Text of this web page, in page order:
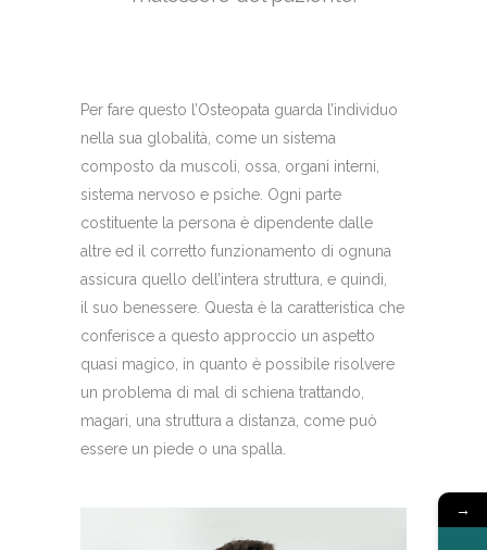
Per fare questo l’Osteopata guarda l’individuo
nella sua globalità, come un sistema
composto da muscoli, ossa, organi interni,
sistema nervoso e psiche. Ogni parte
costituente la persona è dipendente dalle
altre ed il corretto funzionamento di ognuna
assicura quello dell’intera struttura, e quindi,
il suo benessere. Questa è la caratteristica che
conferisce a questo approccio un aspetto
quasi magico, in quanto è possibile risolvere
un problema di mal di schiena trattando,
magari, una struttura a distanza, come può
essere un piede o una spalla.
→